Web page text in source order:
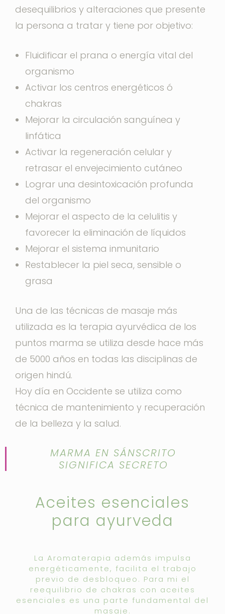
desequilibrios y alteraciones que presente
la persona a tratar y tiene por objetivo:
Fluidificar el prana o energía vital del
organismo
Activar los centros energéticos ó
chakras
Mejorar la circulación sanguínea y
linfática
Activar la regeneración celular y
retrasar el envejecimiento cutáneo
Lograr una desintoxicación profunda
del organismo
Mejorar el aspecto de la celulitis y
favorecer la eliminación de líquidos
Mejorar el sistema inmunitario
Restablecer la piel seca, sensible o
grasa
Una de las técnicas de masaje más
utilizada es la terapia ayurvédica de los
puntos marma se utiliza desde hace más
de 5000 años en todas las disciplinas de
origen hindú.
Hoy día en Occidente se utiliza como
técnica de mantenimiento y recuperación
de la belleza y la salud.
MARMA EN SÁNSCRITO
SIGNIFICA SECRETO
Aceites esenciales
para ayurveda
La Aromaterapia además impulsa
energéticamente, facilita el trabajo
previo de desbloqueo. Para mi el
reequilibrio de chakras con aceites
esenciales es una parte fundamental del
masaje.